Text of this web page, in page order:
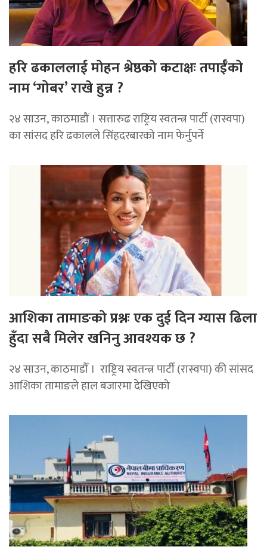
हरि ढकाललाई मोहन श्रेष्ठको कटाक्षः तपाईँको
नाम ‘गोबर’ राखे हुन्न ?
२४ साउन, काठमाडौं । सत्तारुढ राष्ट्रिय स्वतन्त्र पार्टी (रास्वपा)
का सांसद हरि ढकालले सिंहदरबारको नाम फेर्नुपर्ने
आशिका तामाङको प्रश्नः एक दुई दिन ग्यास ढिला
हुँदा सबै मिलेर खनिनु आवश्यक छ ?
२४ साउन, काठमाडौँ । राष्ट्रिय स्वतन्त्र पार्टी (रास्वपा) की सांसद
आशिका तामाङले हाल बजारमा देखिएको